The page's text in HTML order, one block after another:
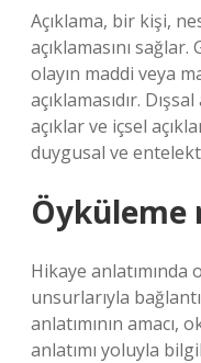
Açıklama, bir kişi,
açıklamasını
olayın maddi veya
açıklamasıdır.
açıklar ve içsel
duygusal ve
Öyküleme
Hikaye anlatımında
unsurlarıyla
anlatımının amacı,
anlatımı yoluyla